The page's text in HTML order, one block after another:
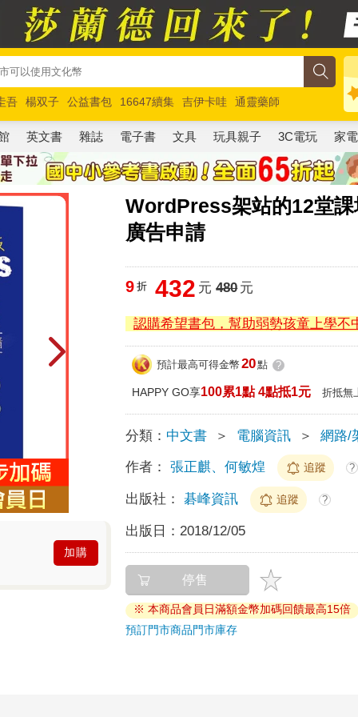
吾 楊双子 公益書包 16647續集 吉伊卡哇
通靈藥師
路邊攤新作
馬斯克 玩具總動員5 超慢跑
英文書 雜誌 電子書 文具 玩具親子 3C電玩 家電
WordPress架站的12堂
廣告申請
加購
9 折 432 元 480元
認購希望書包，幫助弱勢孩童上學不
預計最高可得金幣 20點 ?
HAPPY GO享100累1點 4點抵1元 折抵無
分類： 中文書 ＞ 電腦資訊 ＞ 網路/
作者： 張正麒、何敏煌 追蹤 ?
出版社： 碁峰資訊 追蹤 ?
出版日： 2018/12/05
停售
※ 本商品會員日滿額金幣加碼回饋最高15倍
預訂門市商品門市庫存